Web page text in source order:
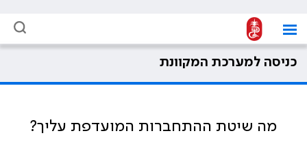
כניסה למערכת המקוונת
מה שיטת ההתחברות המועדפת עליך?